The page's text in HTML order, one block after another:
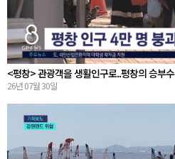
<평창> 관광객을 생활인구로..평창의 승부수
26년 07월 30일